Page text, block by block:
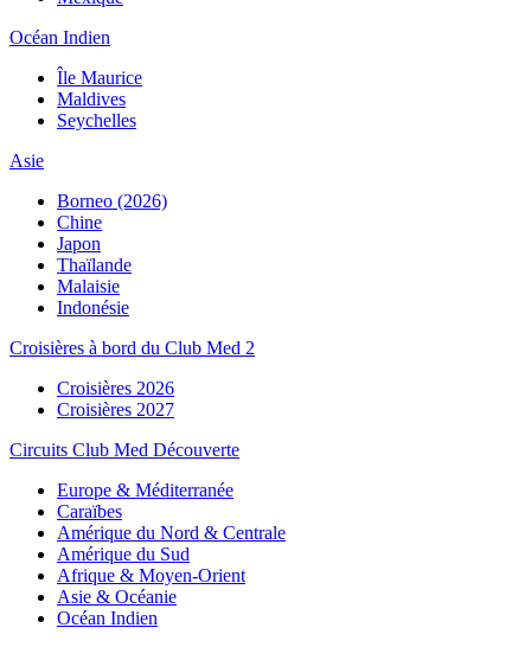
Océan Indien
Île Maurice
Maldives
Seychelles
Asie
Borneo (2026)
Chine
Japon
Thaïlande
Malaisie
Indonésie
Croisières à bord du Club Med 2
Croisières 2026
Croisières 2027
Circuits Club Med Découverte
Europe & Méditerranée
Caraïbes
Amérique du Nord & Centrale
Amérique du Sud
Afrique & Moyen-Orient
Asie & Océanie
Océan Indien